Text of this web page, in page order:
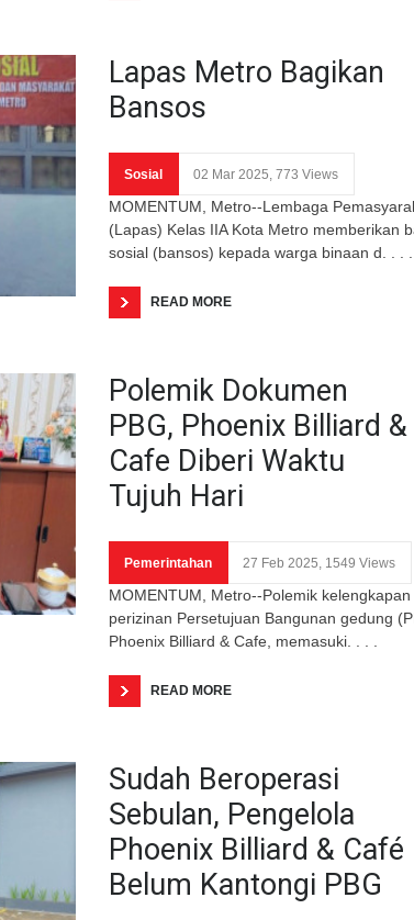
Lapas Metro Bagikan
Bansos
Sosial 02 Mar 2025, 773 Views
MOMENTUM, Metro--Lembaga
(Lapas) Kelas IIA Kota Metro memberikan
sosial (bansos) kepada warga binaan d. . . .
READ MORE
Polemik Dokumen
PBG, Phoenix Billiard &
Cafe Diberi Waktu
Tujuh Hari
Pemerintahan 27 Feb 2025, 1549 Views
MOMENTUM, Metro--Polemik
perizinan Persetujuan Bangunan gedung
Phoenix Billiard & Cafe, memasuki. . . .
READ MORE
Sudah Beroperasi
Sebulan, Pengelola
Phoenix Billiard & Café
Belum Kantongi PBG